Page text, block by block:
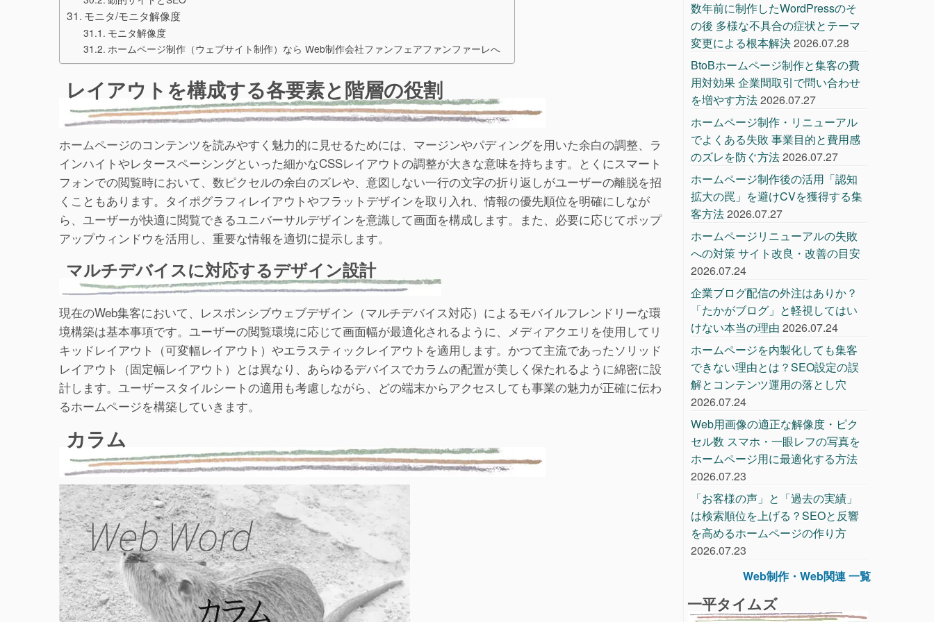
モニタ/モニタ解像度
モニタ解像度
ホームページ制作（ウェブサイト制作）なら Web制作会社ファンフェアファンファーレへ
レイアウトを構成する各要素と階層の役割
ホームページのコンテンツを読みやすく魅力的に見せるためには、マージンやパディングを用いた余白の調整、ラ
インハイトやレタースペーシングといった細かなCSSレイアウトの調整が大きな意味を持ちます。とくにスマート
フォンでの閲覧時において、数ピクセルの余白のズレや、意図しない一行の文字の折り返しがユーザーの離脱を招
くこともあります。タイポグラフィレイアウトやフラットデザインを取り入れ、情報の優先順位を明確にしなが
ら、ユーザーが快適に閲覧できるユニバーサルデザインを意識して画面を構成します。また、必要に応じてポップ
アップウィンドウを活用し、重要な情報を適切に提示します。
マルチデバイスに対応するデザイン設計
現在のWeb集客において、レスポンシブウェブデザイン（マルチデバイス対応）によるモバイルフレンドリーな環
境構築は基本事項です。ユーザーの閲覧環境に応じて画面幅が最適化されるように、メディアクエリを使用してリ
キッドレイアウト（可変幅レイアウト）やエラスティックレイアウトを適用します。かつて主流であったソリッド
レイアウト（固定幅レイアウト）とは異なり、あらゆるデバイスでカラムの配置が美しく保たれるように綿密に設
計します。ユーザースタイルシートの適用も考慮しながら、どの端末からアクセスしても事業の魅力が正確に伝わ
るホームページを構築していきます。
カラム
数年前に制作したWordPressのそ
の後 多様な不具合の症状とテーマ
変更による根本解決2026.07.28
BtoBホームページ制作と集客の費
用対効果 企業間取引で問い合わせ
を増やす方法2026.07.27
ホームページ制作・リニューアル
でよくある失敗 事業目的と費用感
のズレを防ぐ方法2026.07.27
ホームページ制作後の活用「認知
拡大の罠」を避けCVを獲得する集
客方法2026.07.27
ホームページリニューアルの失敗
への対策 サイト改良・改善の目安
2026.07.24
企業ブログ配信の外注はありか？
「たかがブログ」と軽視してはい
けない本当の理由 2026.07.24
ホームページを内製化しても集客
できない理由とは？SEO設定の誤
解とコンテンツ運用の落とし穴
2026.07.24
Web用画像の適正な解像度・ピク
セル数 スマホ・一眼レフの写真を
ホームページ用に最適化する方法
2026.07.23
「お客様の声」と「過去の実績」
は検索順位を上げる？SEOと反響
を高めるホームページの作り方
2026.07.23
Web制作・Web関連 一覧
一平タイムズ